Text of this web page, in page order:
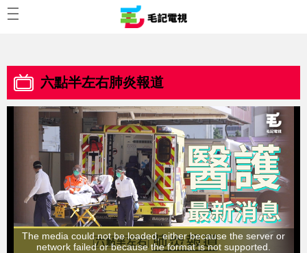
六點半左右肺炎報道
The media could not be loaded, either because the server or
network failed or because the format is not supported.